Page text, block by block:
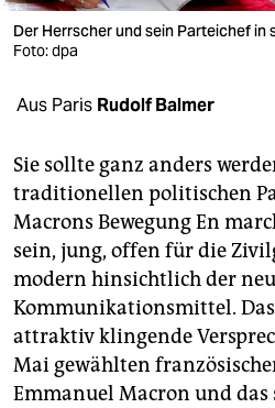
verlag
veranstaltungen
shop
unterstützen
abo
genossenschaft
epaper login
Der Herrscher und sein Parteichef in
Foto: dpa
Aus Paris Rudolf Balmer
Sie sollte ganz anders
traditionellen politischen
Macrons Bewegung En
sein, jung, offen für die
modern hinsichtlich der
Kommunikationsmittel.
attraktiv klingende
Mai gewählten
Emmanuel Macron und